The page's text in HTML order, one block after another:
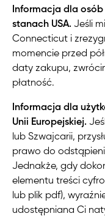
Informacja dla
stanach USA. Jeśli
Connecticut i
momencie przed
daty zakupu,
płatność.
Informacja dla
Unii Europejskiej.
lub Szwajcarii,
prawo do
Jednakże, gdy
elementu treści
lub plik pdf),
udostępniana Ci